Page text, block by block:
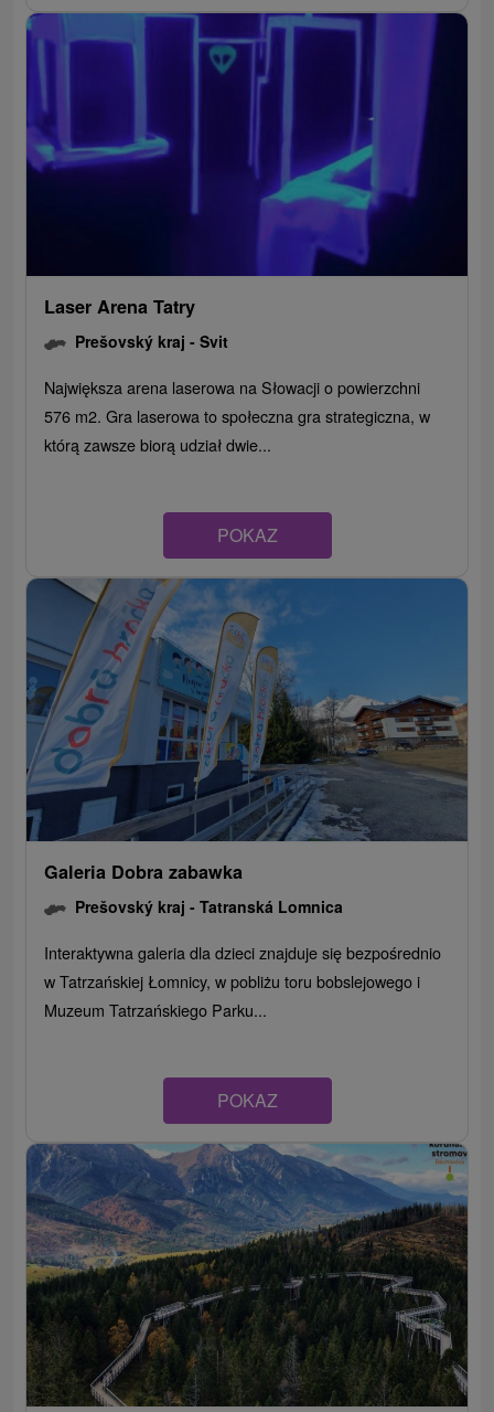
Laser Arena Tatry
Prešovský kraj -Svit
Największa arena laserowa na Słowacji o powierzchni
576 m2. Gra laserowa to społeczna gra strategiczna, w
którą zawsze biorą udział dwie...
POKAZ
Galeria Dobra zabawka
Prešovský kraj -Tatranská Lomnica
Interaktywna galeria dla dzieci znajduje się bezpośrednio
w Tatrzańskiej Łomnicy, w pobliżu toru bobslejowego i
Muzeum Tatrzańskiego Parku...
POKAZ